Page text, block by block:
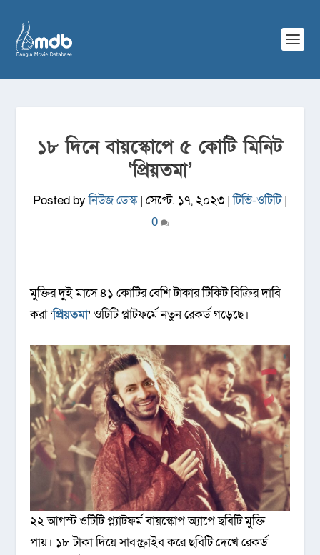
১৮ দিনে বায়স্কোপে ৫ কোটি মিনিট
‘প্রিয়তমা’
Posted byনিউজ ডেস্ক| সেপ্টে. ১৭, ২০২৩ |টিভি-ওটিটি|
0
মুক্তির দুই মাসে ৪১ কোটির বেশি টাকার টিকিট বিক্রির দাবি
করা ‘প্রিয়তমা’ ওটিটি প্লাটফর্মে নতুন রেকর্ড গড়েছে।
২২ আগস্ট ওটিটি প্ল্যাটফর্ম বায়স্কোপ অ্যাপে ছবিটি মুক্তি
পায়। ১৮ টাকা দিয়ে সাবস্ক্রাইব করে ছবিটি দেখে রেকর্ড